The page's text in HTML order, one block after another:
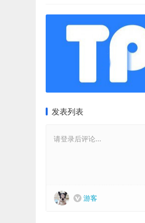
发表列表
请登录后评论...
游客